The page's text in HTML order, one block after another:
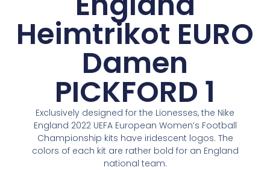
Heimtrikot EURO
Damen
PICKFORD 1
Exclusively designed for the Lionesses, the Nike
England 2022 UEFA European Women’s Football
Championship kits have iridescent logos. The
colors of each kit are rather bold for an England
national team.